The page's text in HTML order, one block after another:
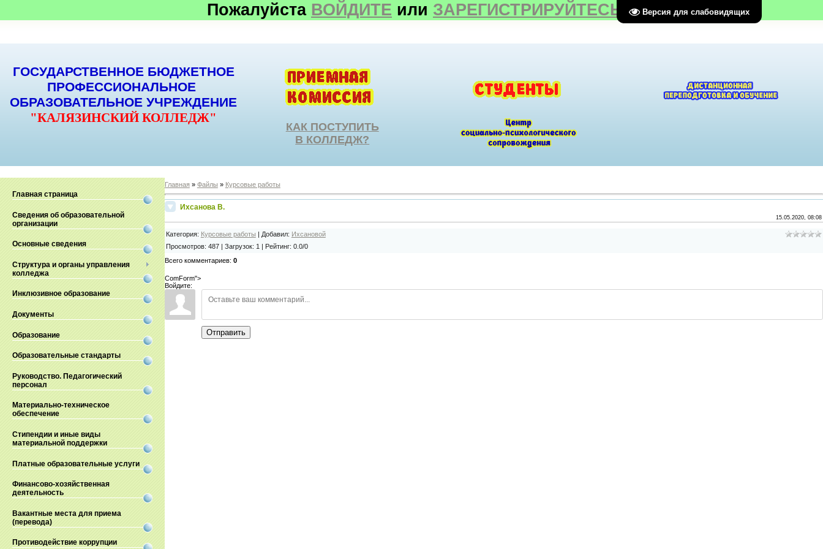
Версия для слабовидящих
Пожалуйста ВОЙДИТЕ или ЗАРЕГИСТРИРУЙТЕСЬ
ГОСУДАРСТВЕННОЕ БЮДЖЕТНОЕ
ПРОФЕССИОНАЛЬНОЕ
ОБРАЗОВАТЕЛЬНОЕ УЧРЕЖДЕНИЕ
"КАЛЯЗИНСКИЙ КОЛЛЕДЖ"
КАК ПОСТУПИТЬ
В КОЛЛЕДЖ?
Главная страница
Сведения об образовательной
организации
Основные сведения
Структура и органы управления
колледжа
Инклюзивное образование
Документы
Образование
Образовательные стандарты
Руководство. Педагогический
персонал
Материально-техническое
обеспечение
Стипендии и иные виды
материальной поддержки
Платные образовательные услуги
Финансово-хозяйственная
деятельность
Вакантные места для приема
(перевода)
Противодействие коррупции
Главная» Файлы » Курсовые работы
Ихсанова В.
15.05.2020, 08:08
Категория: Курсовые работы | Добавил: Ихсановой
Просмотров: 487| Загрузок: 1 | Рейтинг: 0.0/0
Всего комментариев: 0
ComForm">
Войдите:
Отправить